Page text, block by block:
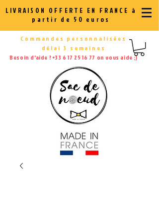
LIVRAISON OFFERTE EN FRANCE à
partir de 50 euros
Commandes personnalisées
délai 3 semaines
Besoin d'aide ?+33 6 17 25 16 77 on vous aide ;)